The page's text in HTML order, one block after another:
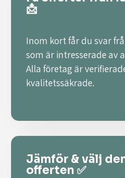
📩
Inom kort får du svar
som är intresserade av
Alla företag är
kvalitetssäkrade.
Jämför & välj
offerten ✅